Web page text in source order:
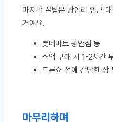
마지막 꿀팁은 광안리 인근
거예요.
롯데마트 광안점 등
소액 구매 시 1-2시간
드론쇼 전에 간단한 장
마무리하며